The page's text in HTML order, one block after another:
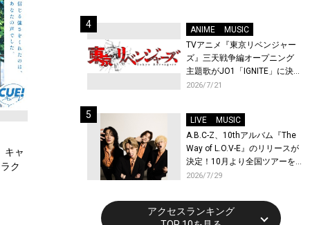
キャ
ク
ANIME
MUSIC
TVアニメ『東京リベンジャー
ズ』三天戦争編オープニング
主題歌がJO1「IGNITE」に決
定！メンバー全員から喜びと
先行上映会を開催！
2026/7/21
LIVE
MUSIC
A.B.C-Z、10thアルバム『The
Way of L.O.V-E』のリリースが
決定！10月より全国ツアーを
開催！
2026/7/29
アクセスランキング